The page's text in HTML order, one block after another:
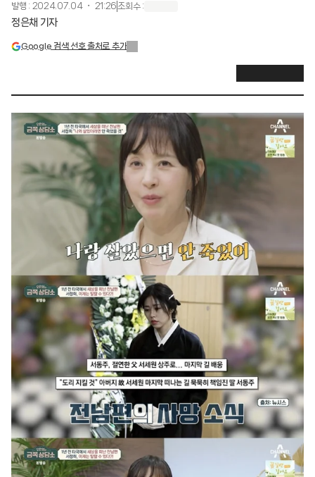
발행 : 2024.07.04 ・ 21:26 조회수:
정은채 기자
Google 검색 선호 출처로 추가